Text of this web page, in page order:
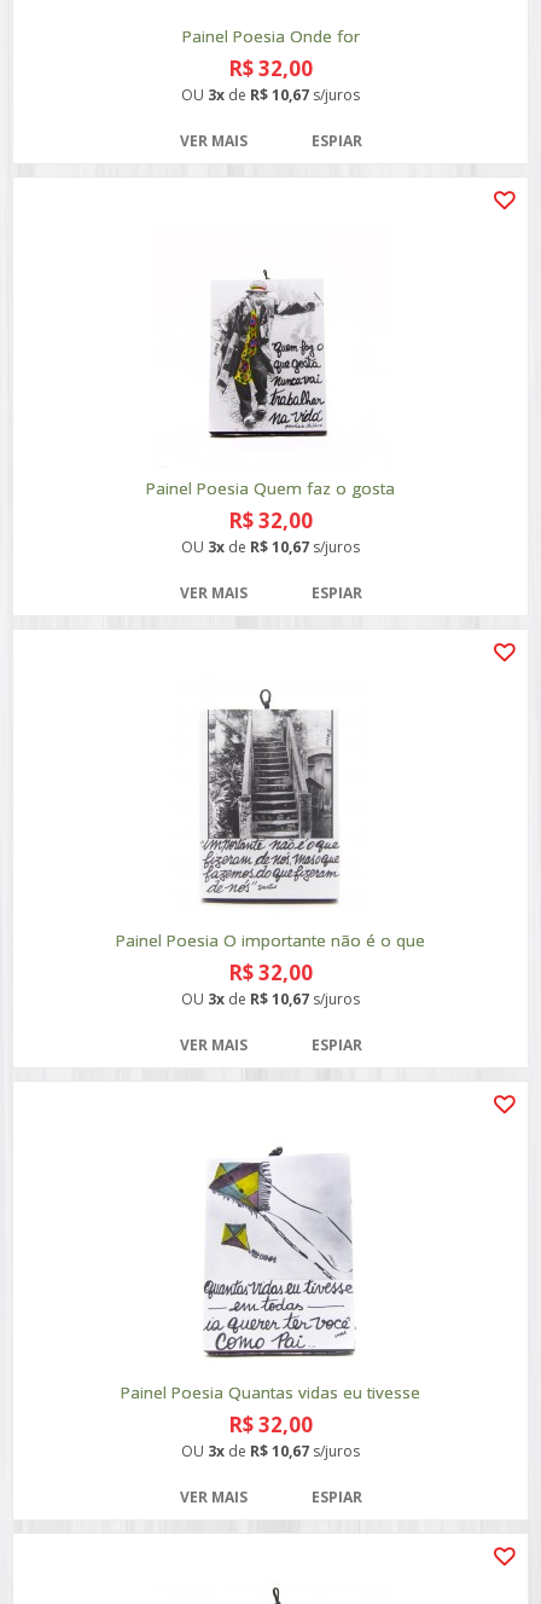
Painel Poesia Onde for
R$ 32,00
OU 3x de R$ 10,67 s/juros
VER MAIS ESPIAR
Painel Poesia Quem faz o gosta
R$ 32,00
OU 3x de R$ 10,67 s/juros
VER MAIS ESPIAR
Painel Poesia O importante não é o que
R$ 32,00
OU 3x de R$ 10,67 s/juros
VER MAIS ESPIAR
Painel Poesia Quantas vidas eu tivesse
R$ 32,00
OU 3x de R$ 10,67 s/juros
VER MAIS ESPIAR